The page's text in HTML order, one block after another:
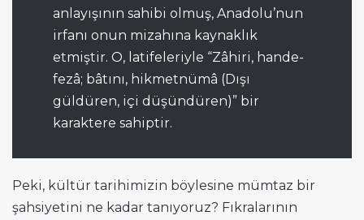
anlayışının sahibi olmuş, Anadolu’nun
irfanı onun mizahına kaynaklık
etmiştir. O, latifeleriyle “Zâhiri, hande-
fezâ; bâtını, hikmetnümâ (Dışı
güldüren, içi düşündüren)” bir
karaktere sahiptir.
Peki, kültür tarihimizin böylesine mümtaz bir
şahsiyetini ne kadar tanıyoruz? Fıkralarının